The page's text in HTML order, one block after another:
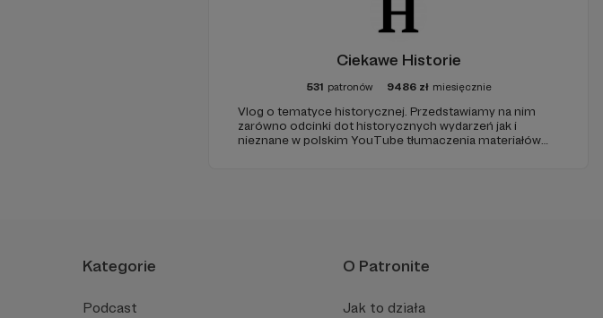
Ciekawe Historie
531 patronów 9486 zł miesięcznie
Vlog o tematyce historycznej. Przedstawiamy na nim
zarówno odcinki dot historycznych wydarzeń jak i
nieznane w polskim YouTube tłumaczenia materiałów
Kategorie
Podcast
O Patronite
Jak to działa